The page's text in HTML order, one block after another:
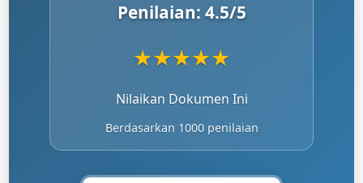
Penilaian: 4.5/5
★★★★★
Nilaikan Dokumen Ini
Berdasarkan 1000 penilaian